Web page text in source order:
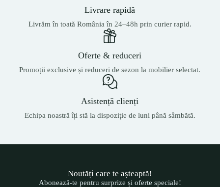
Livrare rapidă
Livrăm în toată România în 24–48h prin curier rapid.
Oferte & reduceri
Promoții exclusive și reduceri de sezon la mobilier selectat.
Asistență clienți
Echipa noastră îți stă la dispoziție de luni până sâmbătă.
Noutăți care te așteaptă!
Abonează-te pentru surprize și oferte speciale!